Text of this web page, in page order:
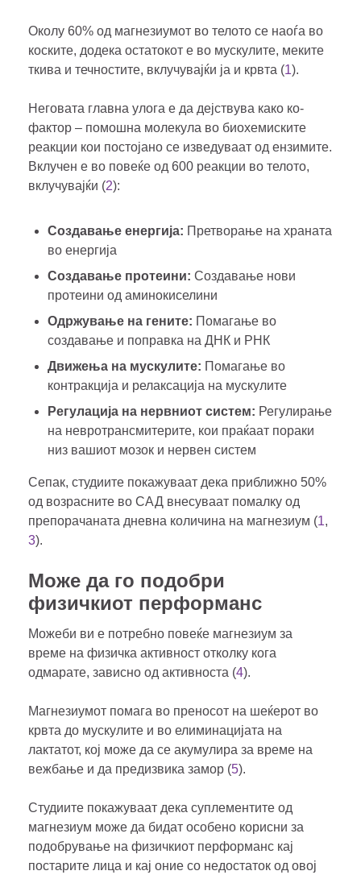
Околу 60% од магнезиумот во телото се наоѓа во
коските, додека остатокот е во мускулите, меките
ткива и течностите, вклучувајќи ја и крвта (1).
Неговата главна улога е да дејствува како ко-
фактор – помошна молекула во биохемиските
реакции кои постојано се изведуваат од ензимите.
Вклучен е во повеќе од 600 реакции во телото,
вклучувајќи (2):
Создавање енергија: Претворање на храната
во енергија
Создавање протеини: Создавање нови
протеини од аминокиселини
Одржување на гените: Помагање во
создавање и поправка на ДНК и РНК
Движења на мускулите: Помагање во
контракција и релаксација на мускулите
Регулација на нервниот систем: Регулирање
на невротрансмитерите, кои праќаат пораки
низ вашиот мозок и нервен систем
Сепак, студиите покажуваат дека приближно 50%
од возрасните во САД внесуваат помалку од
препорачаната дневна количина на магнезиум (1,
3).
Може да го подобри
физичкиот перформанс
Можеби ви е потребно повеќе магнезиум за
време на физичка активност отколку кога
одмарате, зависно од активноста (4).
Магнезиумот помага во преносот на шеќерот во
крвта до мускулите и во елиминацијата на
лактатот, кој може да се акумулира за време на
вежбање и да предизвика замор (5).
Студиите покажуваат дека суплементите од
магнезиум може да бидат особено корисни за
подобрување на физичкиот перформанс кај
постарите лица и кај оние со недостаток од овој